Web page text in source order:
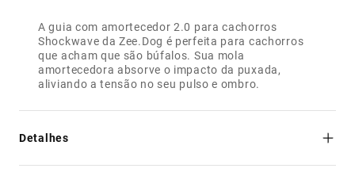
A guia com amortecedor 2.0 para cachorros
Shockwave da Zee.Dog é perfeita para cachorros
que acham que são búfalos. Sua mola
amortecedora absorve o impacto da puxada,
aliviando a tensão no seu pulso e ombro.
Detalhes